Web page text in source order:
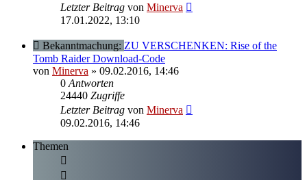
Letzter Beitrag von Minerva
17.01.2022, 13:10
Bekanntmachung: ZU VERSCHENKEN: Rise of the
Tomb Raider Download-Code
von Minerva » 09.02.2016, 14:46
0 Antworten
24440 Zugriffe
Letzter Beitrag von Minerva
09.02.2016, 14:46
Themen